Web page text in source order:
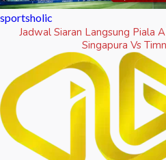
sportsholic
Jadwal Siaran Langsung Piala
Singapura Vs